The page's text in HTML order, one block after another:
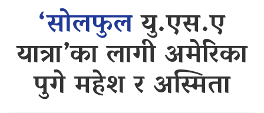
‘सोलफुलयु.एस.ए
यात्रा’का लागी अमेरिका
पुगे महेश र अस्मिता